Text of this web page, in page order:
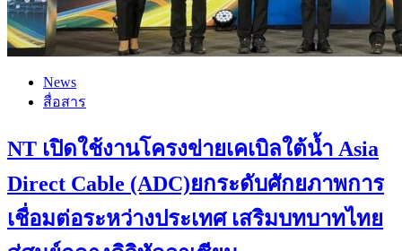
News
สื่อสาร
NT เปิดใช้งานโครงข่ายเคเบิลใต้น้ำ Asia
Direct Cable (ADC)ยกระดับศักยภาพการ
เชื่อมต่อระหว่างประเทศ เสริมบทบาทไทย